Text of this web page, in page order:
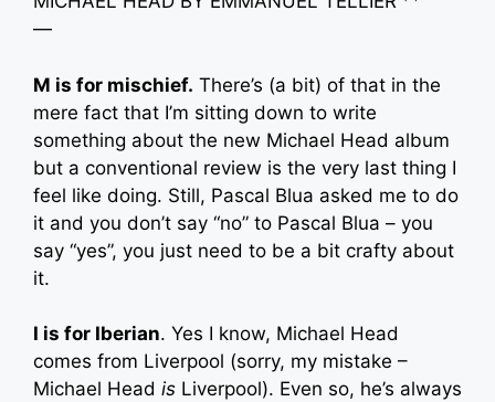
—
M is for mischief. There’s (a bit) of that in the
mere fact that I’m sitting down to write
something about the new Michael Head album
but a conventional review is the very last thing I
feel like doing. Still, Pascal Blua asked me to do
it and you don’t say “no” to Pascal Blua – you
say “yes”, you just need to be a bit crafty about
it.
I is for Iberian. Yes I know, Michael Head
comes from Liverpool (sorry, my mistake –
Michael Head is Liverpool). Even so, he’s always